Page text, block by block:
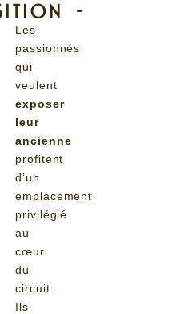
-
Les
passionnés
qui
veulent
exposer
leur
ancienne
profitent
d’un
emplacement
privilégié
au
cœur
du
circuit.
Ils